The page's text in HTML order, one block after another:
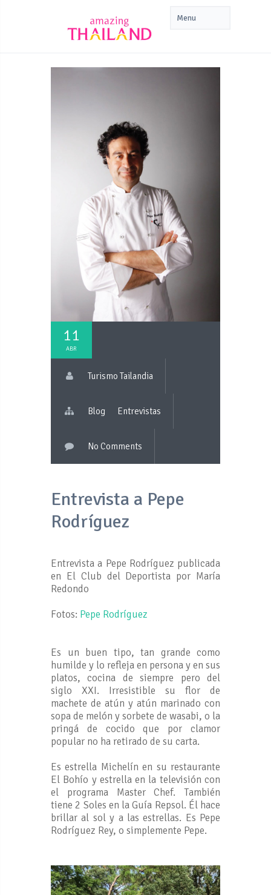
11
ABR
Turismo Tailandia
Blog Entrevistas
No Comments
Entrevista a Pepe
Rodríguez
Entrevista a Pepe Rodríguez publicada
en El Club del Deportista por María
Redondo
Fotos: Pepe Rodríguez
Es un buen tipo, tan grande como
humilde y lo refleja en persona y en sus
platos, cocina de siempre pero del
siglo XXI. Irresistible su flor de
machete de atún y atún marinado con
sopa de melón y sorbete de wasabi, o la
pringá de cocido que por clamor
popular no ha retirado de su carta.
Es estrella Michelín en su restaurante
El Bohío y estrella en la televisión con
el programa Master Chef. También
tiene 2 Soles en la Guía Repsol. Él hace
brillar al sol y a las estrellas. Es Pepe
Rodríguez Rey, o simplemente Pepe.